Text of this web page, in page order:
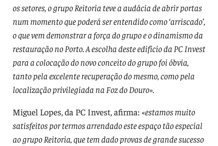
os setores, o grupo Reitoria teve a audácia de abrir portas
num momento que poderá ser entendido como ‘arriscado’,
o que vem demonstrar a força do grupo e o dinamismo da
restauração no Porto. A escolha deste edifício da PC Invest
para a colocação do novo conceito do grupo foi óbvia,
tanto pela excelente recuperação do mesmo, como pela
localização privilegiada na Foz do Douro».
Miguel Lopes, da PC Invest, afirma: «estamos muito
satisfeitos por termos arrendado este espaço tão especial
ao grupo Reitoria, que tem dado provas de grande sucesso